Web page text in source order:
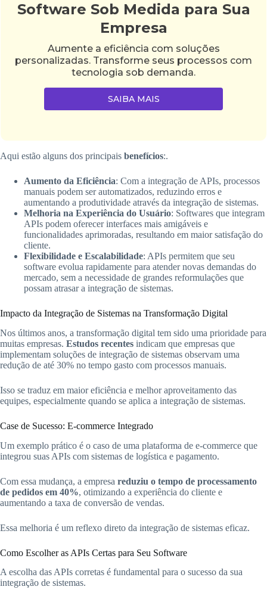
Software Sob Medida para Sua
Empresa
Aumente a eficiência com soluções
personalizadas. Transforme seus processos com
tecnologia sob demanda.
SAIBA MAIS
Aqui estão alguns dos principais benefícios:.
Aumento da Eficiência: Com a integração de APIs, processos
manuais podem ser automatizados, reduzindo erros e
aumentando a produtividade através da integração de sistemas.
Melhoria na Experiência do Usuário: Softwares que integram
APIs podem oferecer interfaces mais amigáveis e
funcionalidades aprimoradas, resultando em maior satisfação do
cliente.
Flexibilidade e Escalabilidade: APIs permitem que seu
software evolua rapidamente para atender novas demandas do
mercado, sem a necessidade de grandes reformulações que
possam atrasar a integração de sistemas.
Impacto da Integração de Sistemas na Transformação Digital
Nos últimos anos, a transformação digital tem sido uma prioridade para
muitas empresas. Estudos recentes indicam que empresas que
implementam soluções de integração de sistemas observam uma
redução de até 30% no tempo gasto com processos manuais.
Isso se traduz em maior eficiência e melhor aproveitamento das
equipes, especialmente quando se aplica a integração de sistemas.
Case de Sucesso: E-commerce Integrado
Um exemplo prático é o caso de uma plataforma de e-commerce que
integrou suas APIs com sistemas de logística e pagamento.
Com essa mudança, a empresa reduziu o tempo de processamento
de pedidos em 40%, otimizando a experiência do cliente e
aumentando a taxa de conversão de vendas.
Essa melhoria é um reflexo direto da integração de sistemas eficaz.
Como Escolher as APIs Certas para Seu Software
A escolha das APIs corretas é fundamental para o sucesso da sua
integração de sistemas.